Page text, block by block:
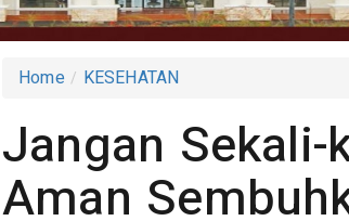
Home KESEHATAN
Jangan
Aman